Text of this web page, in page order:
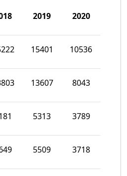
2019 2020
15401 10536
13607 8043
5313 3789
5509 3718